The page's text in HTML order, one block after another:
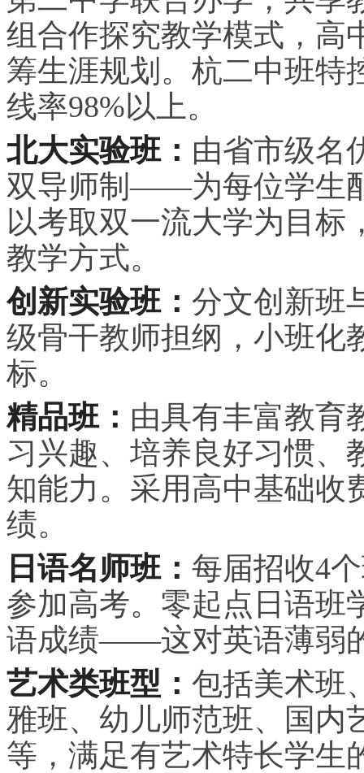
组合作探究教学模式，高
筹生涯规划。杭二中班特
线率98%以上。
北大实验班： 由省市级名
双导师制——为每位学生
以考取双一流大学为目标
教学方式。
创新实验班： 分文创新班
级骨干教师担纲，小班化
标。
精品班： 由具有丰富教育
习兴趣、培养良好习惯、
知能力。采用高中基础收
绩。
日语名师班： 每届招收4
参加高考。零起点日语班
语成绩——这对英语薄弱
艺术类班型： 包括美术班
雅班、幼儿师范班、国内
等，满足有艺术特长学生